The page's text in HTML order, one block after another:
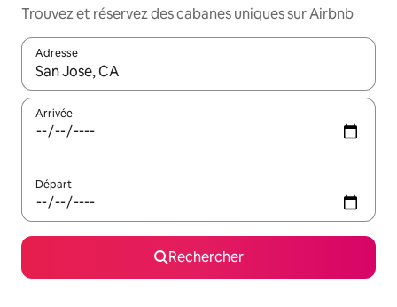
Trouvez et réservez des cabanes uniques sur Airbnb
Adresse
Lorsque les résultats s'affichent, utilisez les flèches vers le
Arrivée
Départ
Rechercher